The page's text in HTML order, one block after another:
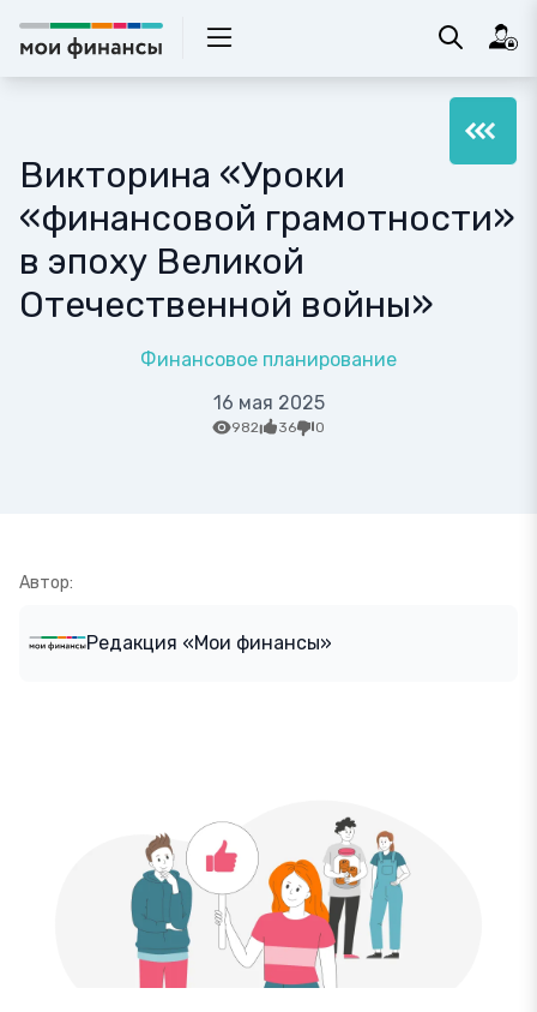
Викторина «Уроки
«финансовой грамотности»
в эпоху Великой
Отечественной войны»
Финансовое планирование
16 мая 2025
982 36 0
Автор:
Редакция «Мои финансы»